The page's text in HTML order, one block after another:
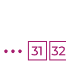
… 31 32